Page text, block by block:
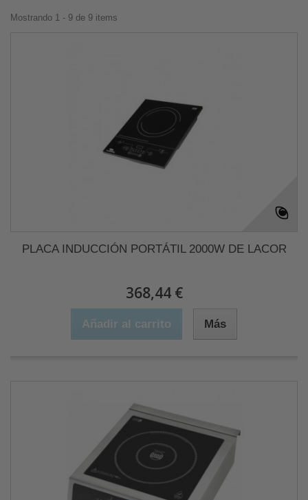
Mostrando 1 - 9 de 9 items
PLACA INDUCCIÓN PORTÁTIL 2000W DE LACOR
368,44 €
Añadir al carrito Más